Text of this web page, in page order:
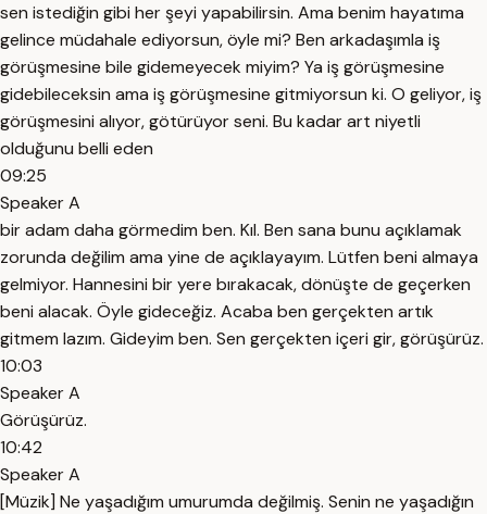
sen istediğin gibi her şeyi yapabilirsin. Ama benim hayatıma
gelince müdahale ediyorsun, öyle mi? Ben arkadaşımla iş
görüşmesine bile gidemeyecek miyim? Ya iş görüşmesine
gidebileceksin ama iş görüşmesine gitmiyorsun ki. O geliyor, iş
görüşmesini alıyor, götürüyor seni. Bu kadar art niyetli
olduğunu belli eden
09:25
Speaker A
bir adam daha görmedim ben. Kıl. Ben sana bunu açıklamak
zorunda değilim ama yine de açıklayayım. Lütfen beni almaya
gelmiyor. Hannesini bir yere bırakacak, dönüşte de geçerken
beni alacak. Öyle gideceğiz. Acaba ben gerçekten artık
gitmem lazım. Gideyim ben. Sen gerçekten içeri gir, görüşürüz.
10:03
Speaker A
Görüşürüz.
10:42
Speaker A
[Müzik] Ne yaşadığım umurumda değilmiş. Senin ne yaşadığın